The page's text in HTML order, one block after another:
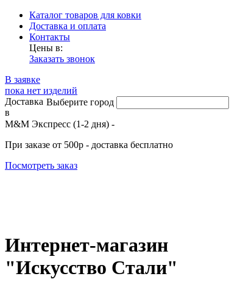
Каталог товаров для ковки
Доставка и оплата
Контакты
Цены в:
Заказать звонок
В заявке
пока нет изделий
Доставка
в
Выберите город
М&М Экспресс (1-2 дня) -
При заказе от 500р - доставка бесплатно
Посмотреть заказ
Интернет-магазин
"Искусство Стали"